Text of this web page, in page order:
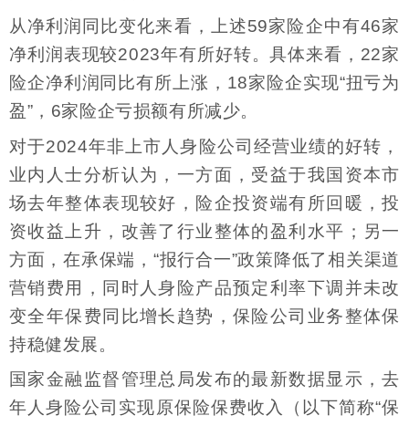
从净利润同比变化来看，上述59家险企中有46家
净利润表现较2023年有所好转。具体来看，22家
险企净利润同比有所上涨，18家险企实现“扭亏为
盈”，6家险企亏损额有所减少。
对于2024年非上市人身险公司经营业绩的好转，
业内人士分析认为，一方面，受益于我国资本市
场去年整体表现较好，险企投资端有所回暖，投
资收益上升，改善了行业整体的盈利水平；另一
方面，在承保端，“报行合一”政策降低了相关渠道
营销费用，同时人身险产品预定利率下调并未改
变全年保费同比增长趋势，保险公司业务整体保
持稳健发展。
国家金融监督管理总局发布的最新数据显示，去
年人身险公司实现原保险保费收入（以下简称“保